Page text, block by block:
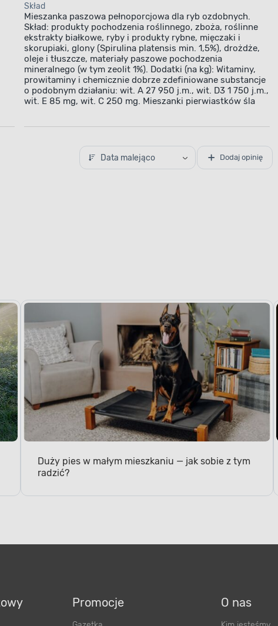
Skład
Mieszanka paszowa pełnoporcjowa dla ryb ozdobnych.
Skład: produkty pochodzenia roślinnego, zboża, roślinne
ekstrakty białkowe, ryby i produkty rybne, mięczaki i
skorupiaki, glony (Spirulina platensis min. 1,5%), drożdże,
oleje i tłuszcze, materiały paszowe pochodzenia
mineralnego (w tym zeolit 1%). Dodatki (na kg): Witaminy,
prowitaminy i chemicznie dobrze zdefiniowane substancje
o podobnym działaniu: wit. A 27 950 j.m., wit. D3 1 750 j.m.,
wit. E 85 mg, wit. C 250 mg. Mieszanki pierwiastków śla
Data malejąco Dodaj opinię
Duży pies w małym mieszkaniu — jak sobie z tym
radzić?
Promocje O nas